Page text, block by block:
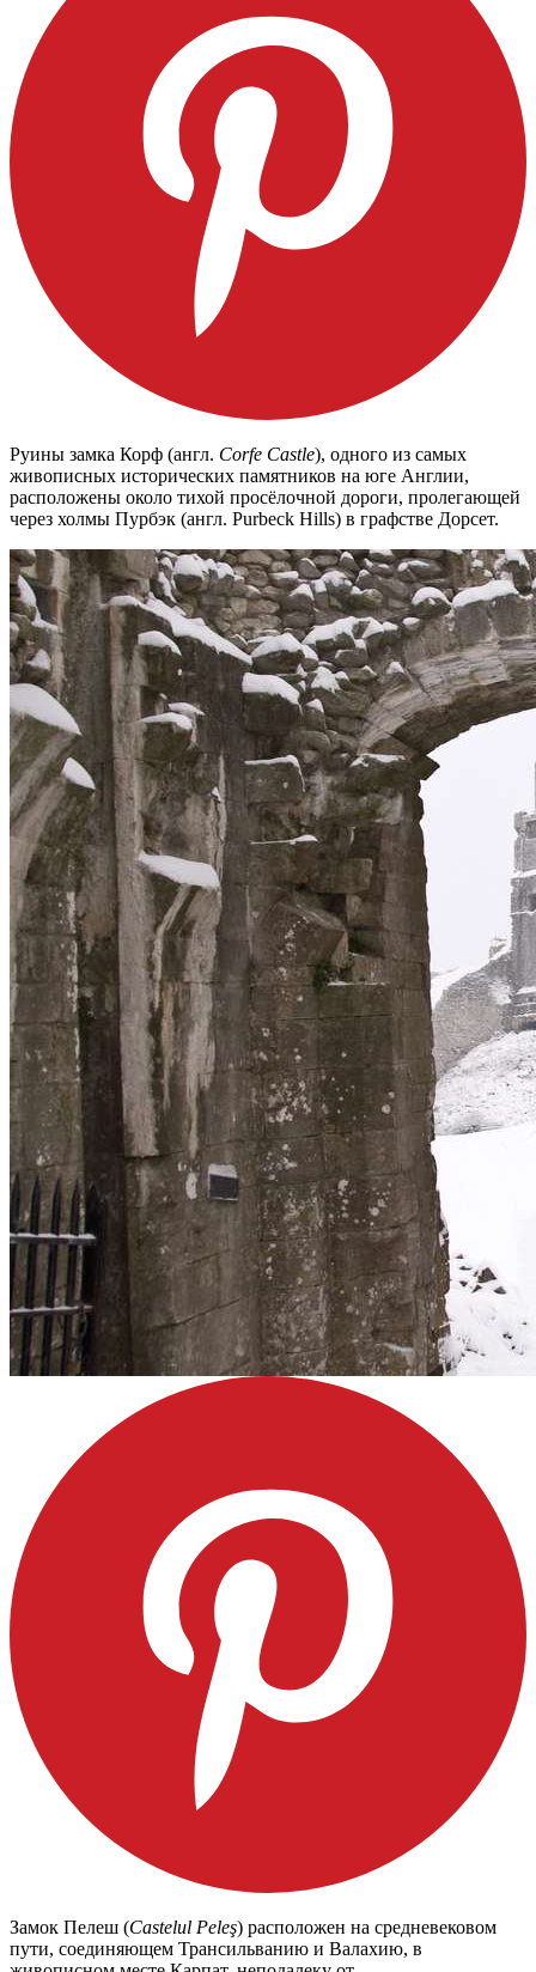
Руины замка Корф (англ. Corfe Castle), одного из самых
живописных исторических памятников на юге Англии,
расположены около тихой просёлочной дороги, пролегающей
через холмы Пурбэк (англ. Purbeck Hills) в графстве Дорсет.
Замок Пелеш (Castelul Peleş) расположен на средневековом
пути, соединяющем Трансильванию и Валахию, в